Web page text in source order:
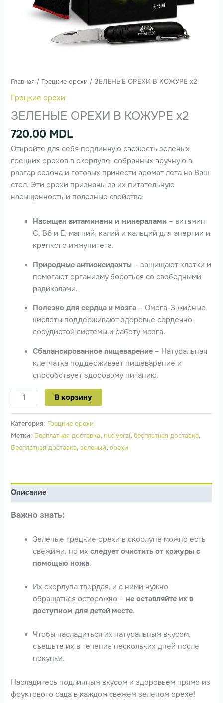
Главная / Грецкие орехи / ЗЕЛЕНЫЕ ОРЕХИ В КОЖУРЕ x2
Грецкие орехи
ЗЕЛЕНЫЕ ОРЕХИ В КОЖУРЕ x2
720.00 MDL
Откройте для себя подлинную свежесть зеленых
грецких орехов в скорлупе, собранных вручную в
разгар сезона и готовых принести аромат лета на Ваш
стол. Эти орехи признаны за их питательную
насыщенность и полезные свойства:
Насыщен витаминами и минералами – витамин
С, В6 и Е, магний, калий и кальций для энергии и
крепкого иммунитета.
Природные антиоксиданты – защищают клетки и
помогают организму бороться со свободными
радикалами.
Полезно для сердца и мозга – Омега-3 жирные
кислоты поддерживают здоровье сердечно-
сосудистой системы и работу мозга.
Сбалансированное пищеварение – Натуральная
клетчатка поддерживает пищеварение и
способствует здоровому питанию.
В корзину
Категория: Грецкие орехи
Метки: Бесплатная доставка, nuciverzi,бесплатная доставка,
Бесплатная доставка,зеленый,орехи
Описание
Важно знать:
Зеленые грецкие орехи в скорлупе можно есть
свежими, но ихследует очистить от кожуры с
помощью ножа.
Их скорлупа твердая, и с ними нужно
обращаться осторожно –не оставляйте их в
доступном для детей месте.
Чтобы насладиться их натуральным вкусом,
съешьте их в течение нескольких дней после
покупки.
Насладитесь подлинным вкусом и здоровьем прямо из
фруктового сада в каждом свежем зеленом орехе!